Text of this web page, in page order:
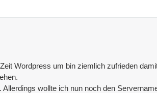
Wordpress um bin ziemlich zufrieden
Allerdings wollte ich nun noch den